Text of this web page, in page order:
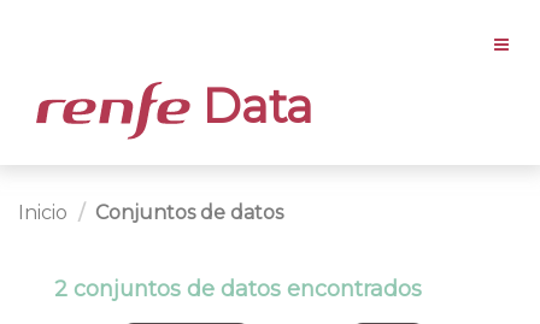
Data
Inicio Conjuntos de datos
2 conjuntos de datos encontrados